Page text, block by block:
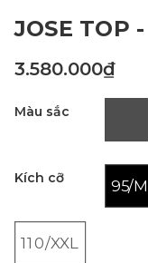
JOSE TOP
3.580.000₫
Màu sắc
Kích cỡ 95/M
110/XXL